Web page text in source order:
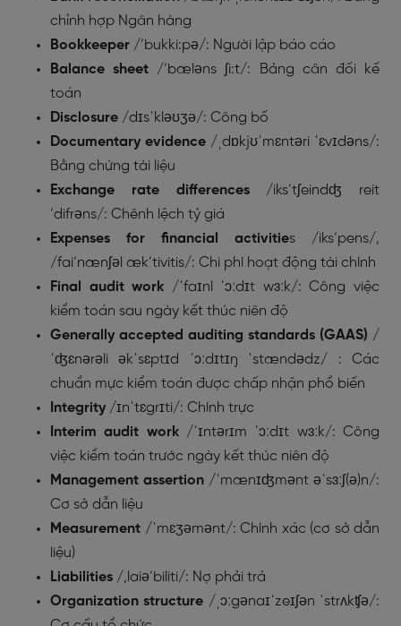
chỉnh hợp Ngân hàng
Bookkeeper /’bukki:pə/: Người lập báo cáo
Balance sheet /’bæləns ʃi:t/: Bảng cân đối kế
toán
Disclosure /dɪsˈkləʊʒə/: Công bố
Documentary evidence / ˌdɒkjʊˈmɛntəri ˈɛvɪdəns/:
Bằng chứng tài liệu
Exchange rate differences/iks’tʃeindʤ reit
’difrəns/: Chênh lệch tỷ giá
Expenses for financial activities /iks’pens/,
/fai’nænʃəl æk’tivitis/: Chi phí hoạt động tài chính
Final audit work /ˈfaɪnl ˈɔːdɪt wɜːk/: Công việc
kiểm toán sau ngày kết thúc niên độ
Generally accepted auditing standards (GAAS) /
ˈʤɛnərəli əkˈsɛptɪd ˈɔːdɪtɪŋ ˈstændədz/
: Các
chuẩn mực kiểm toán được chấp nhận phổ biến
Integrity /ɪnˈtɛgrɪti/: Chính trực
Interim audit work /ˈɪntərɪm ˈɔːdɪt wɜːk/: Công
việc kiểm toán trước ngày kết thúc niên độ
Management assertion /ˈmænɪʤmənt əˈsɜːʃ(ə)n/:
Cơ sở dẫn liệu
Measurement /ˈmɛʒəmənt/: Chính xác (cơ sở dẫn
liệu)
Liabilities /,laiə’biliti/: Nợ phải trả
Organization structure / ˌɔːgənaɪˈzeɪʃən ˈstrʌkʧə/: